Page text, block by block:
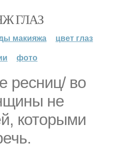
ГЛАЗ
макияжа
цвет глаз
фото
ресниц/ во
не
которыми